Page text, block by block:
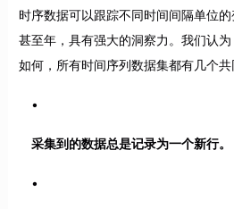
时序数据可以跟踪不同时间间隔单位
甚至年，具有强大的洞察力。我们认
如何，所有时间序列数据集都有几个共
采集到的数据总是记录为一个新行。